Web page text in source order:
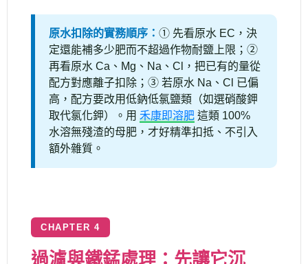
原水扣除的實務順序： ① 先看原水 EC，決
定還能補多少肥而不超過作物耐鹽上限；②
再看原水 Ca、Mg、Na、Cl，把已有的量從
配方對應離子扣除；③ 若原水 Na、Cl 已偏
高，配方要改用低鈉低氯鹽類（如選硝酸鉀
取代氯化鉀）。用 禾康即溶肥 這類 100%
水溶無殘渣的母肥，才好精準扣抵、不引入
額外雜質。
CHAPTER 4
過濾與鐵錳處理：先讓它沉